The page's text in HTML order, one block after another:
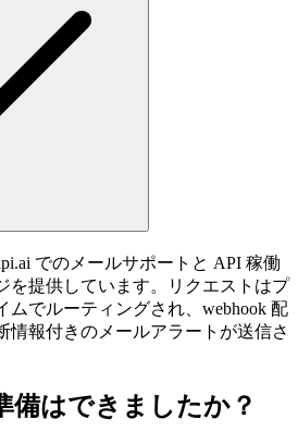
でのメールサポートと API 稼働
を提供しています。リクエストはプ
ムでルーティングされ、webhook 配
情報付きのメールアラートが送信さ
備はできましたか？